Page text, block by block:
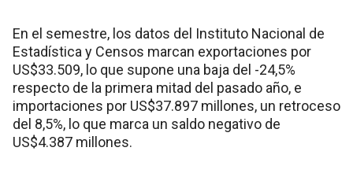
En el semestre, los datos del Instituto Nacional de
Estadística y Censos marcan exportaciones por
US$33.509, lo que supone una baja del -24,5%
respecto de la primera mitad del pasado año, e
importaciones por US$37.897 millones, un retroceso
del 8,5%, lo que marca un saldo negativo de
US$4.387 millones.